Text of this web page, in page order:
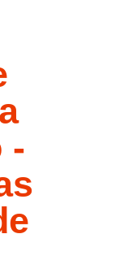
-